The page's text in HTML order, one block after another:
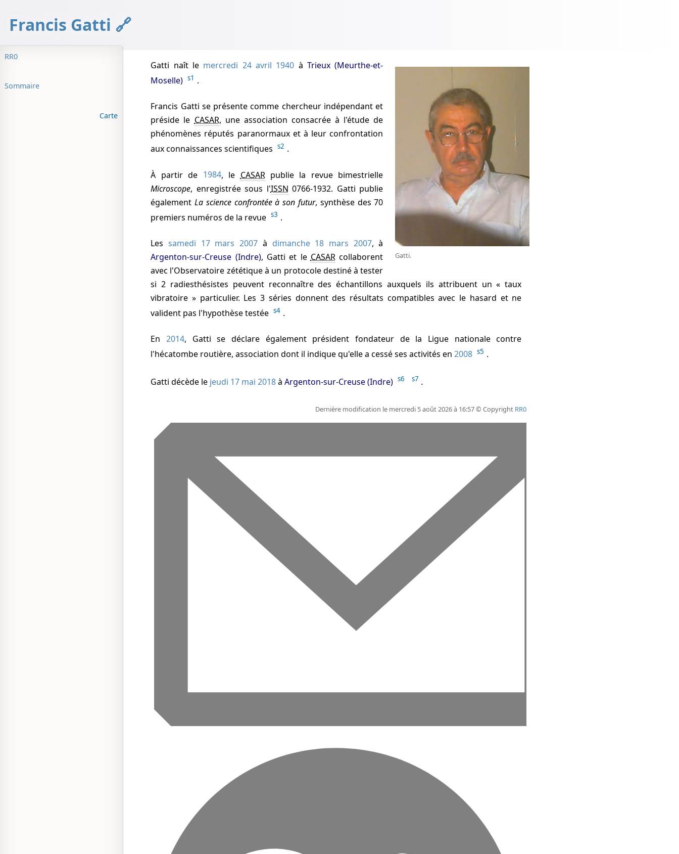
Francis Gatti
RR0
Sommaire
Carte
Gatti.
Gatti naît le mercredi 24 avril 1940 à Trieux (Meurthe-et-
Moselle) s1 .
Francis Gatti se présente comme chercheur indépendant et
préside le CASAR, une association consacrée à l'étude de
phénomènes réputés paranormaux et à leur confrontation
aux connaissances scientifiques s2 .
À partir de 1984, le CASARpublie la revue bimestrielle
Microscope, enregistrée sous l'ISSN 0766-1932. Gatti publie
égalementLa science confrontée à son futur, synthèse des 70
premiers numéros de la revue s3 .
Les samedi 17 mars 2007 à dimanche 18 mars 2007, à
Argenton-sur-Creuse (Indre), Gatti et le CASARcollaborent
avec l'Observatoire zététique à un protocole destiné à tester
si 2 radiesthésistes peuvent reconnaître des échantillons auxquels ils attribuent un « taux
vibratoire » particulier. Les 3 séries donnent des résultats compatibles avec le hasard et ne
valident pas l'hypothèse testée s4 .
En 2014, Gatti se déclare également président fondateur de la Ligue nationale contre
l'hécatombe routière, association dont il indique qu'elle a cessé ses activités en2008 s5 .
Gatti décède le jeudi 17 mai 2018àArgenton-sur-Creuse (Indre) s6 s7 .
Dernière modification le mercredi 5 août 2026 à 16:57 © Copyright RR0